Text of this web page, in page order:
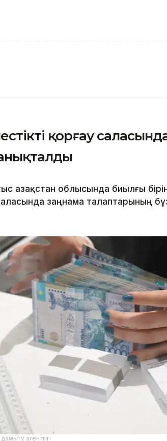
қорғау
Қазақстан облысында биылғы
заңнама талаптарының
агенттігі